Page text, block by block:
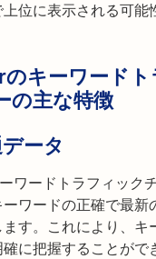
位に表示される可能
キーワードト
の主な特徴
ータ
ワードトラフィック
ワードの正確で最新
す。これにより、キ
に把握することがで